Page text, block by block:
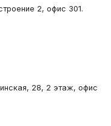
2, офис 301.
28, 2 этаж, офис